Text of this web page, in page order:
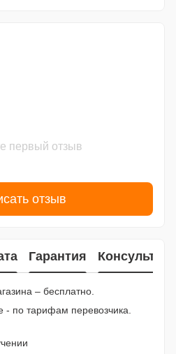
первый отзыв
отзыв
Гарантия
– бесплатно.
- по тарифам перевозчика.